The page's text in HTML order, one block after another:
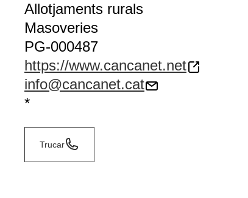
Allotjaments rurals
Masoveries
PG-000487
https://www.cancanet.net
info@cancanet.cat
*
Trucar